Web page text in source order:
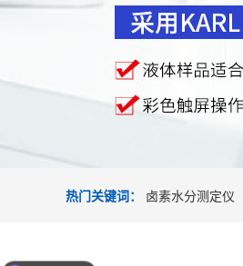
热门关键词： 卤素水分测定仪